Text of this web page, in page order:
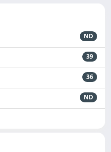
ND
39
36
ND